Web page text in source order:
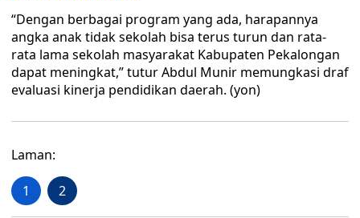
“Dengan berbagai program yang ada, harapannya
angka anak tidak sekolah bisa terus turun dan rata-
rata lama sekolah masyarakat Kabupaten Pekalongan
dapat meningkat,” tutur Abdul Munir memungkasi draf
evaluasi kinerja pendidikan daerah. (yon)
Laman:
1 2